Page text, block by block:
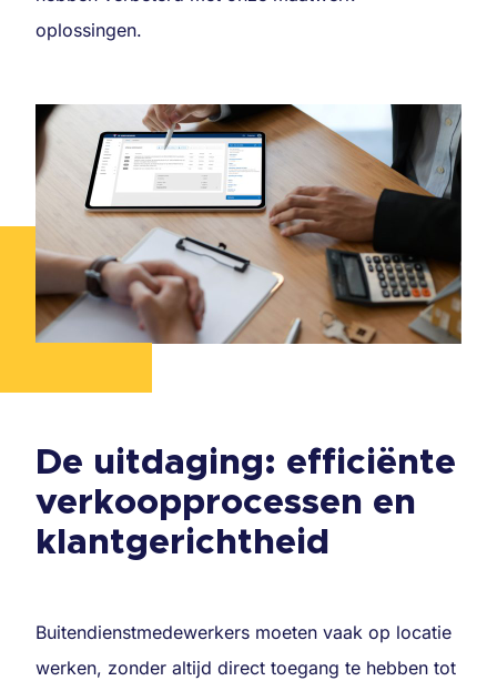
oplossingen.
De uitdaging: efficiënte
verkoopprocessen en
klantgerichtheid
Buitendienstmedewerkers moeten vaak op locatie
werken, zonder altijd direct toegang te hebben tot